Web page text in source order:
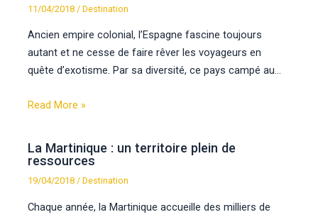
11/04/2018 /Destination
Ancien empire colonial, l’Espagne fascine toujours
autant et ne cesse de faire rêver les voyageurs en
quête d’exotisme. Par sa diversité, ce pays campé au…
Read More »
La Martinique : un territoire plein de
ressources
19/04/2018/Destination
Chaque année, la Martinique accueille des milliers de